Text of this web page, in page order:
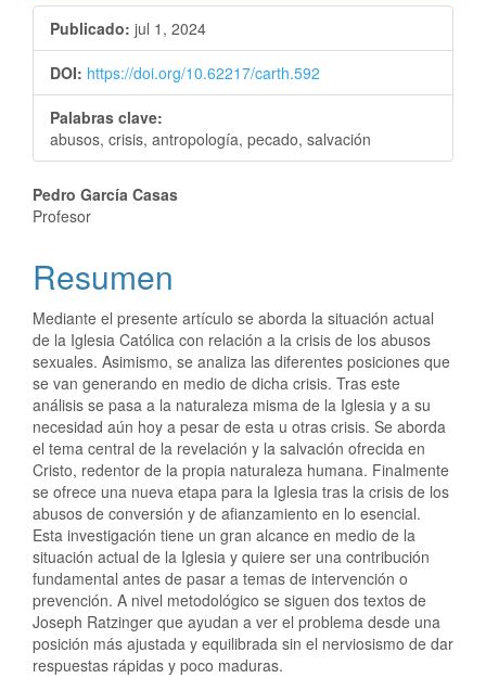
Publicado: jul 1, 2024
DOI: https://doi.org/10.62217/carth.592
Palabras clave:
abusos, crisis, antropología, pecado, salvación
Pedro García Casas
Profesor
Resumen
Mediante el presente artículo se aborda la situación actual
de la Iglesia Católica con relación a la crisis de los abusos
sexuales. Asimismo, se analiza las diferentes posiciones que
se van generando en medio de dicha crisis. Tras este
análisis se pasa a la naturaleza misma de la Iglesia y a su
necesidad aún hoy a pesar de esta u otras crisis. Se aborda
el tema central de la revelación y la salvación ofrecida en
Cristo, redentor de la propia naturaleza humana. Finalmente
se ofrece una nueva etapa para la Iglesia tras la crisis de los
abusos de conversión y de afianzamiento en lo esencial.
Esta investigación tiene un gran alcance en medio de la
situación actual de la Iglesia y quiere ser una contribución
fundamental antes de pasar a temas de intervención o
prevención. A nivel metodológico se siguen dos textos de
Joseph Ratzinger que ayudan a ver el problema desde una
posición más ajustada y equilibrada sin el nerviosismo de dar
respuestas rápidas y poco maduras.